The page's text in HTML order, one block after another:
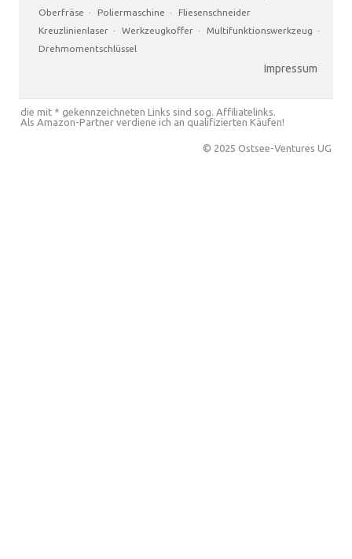
Oberfräse · Poliermaschine ·
Fliesenschneider
Kreuzlinienlaser · Werkzeugkoffer · Multifunktionswerkzeug ·
Drehmomentschlüssel
Impressum
die mit * gekennzeichneten Links sind sog. Affiliatelinks.
Als Amazon-Partner verdiene ich an qualifizierten Käufen!
© 2025 Ostsee-Ventures UG